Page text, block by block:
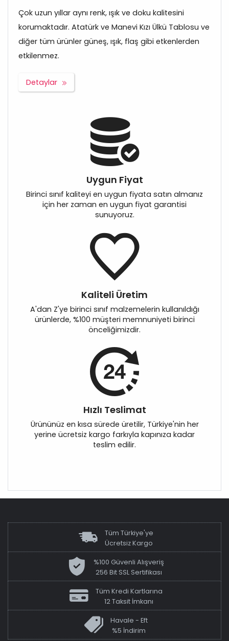
Çok uzun yıllar aynı renk, ışık ve doku kalitesini
korumaktadır. Atatürk ve Manevi Kızı Ülkü Tablosu ve
diğer tüm ürünler güneş, ışık, flaş gibi etkenlerden
etkilenmez.
Detaylar
Uygun Fiyat
Birinci sınıf kaliteyi en uygun fiyata satın almanız
için her zaman en uygun fiyat garantisi
sunuyoruz.
Kaliteli Üretim
A'dan Z'ye birinci sınıf malzemelerin kullanıldığı
ürünlerde, %100 müşteri memnuniyeti birinci
önceliğimizdir.
Hızlı Teslimat
Ürününüz en kısa sürede üretilir, Türkiye'nin her
yerine ücretsiz kargo farkıyla kapınıza kadar
teslim edilir.
Tüm Türkiye'ye
Ücretsiz Kargo
%100 Güvenli Alışveriş
256 Bit SSL Sertifikası
Tüm Kredi Kartlarına
12 Taksit İmkanı
Havale - Eft
%5 İndirim